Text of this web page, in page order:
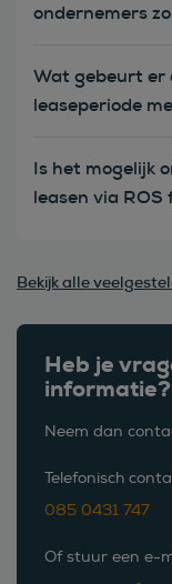
Heb je
informatie?
Neem dan
Telefonisch
085 0431 747
Of stuur een e-
ondernemers
Wat gebeurt er
leaseperiode
Is het mogelijk
leasen via ROS
Bekijk alle